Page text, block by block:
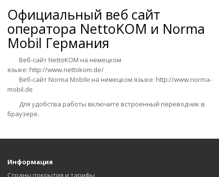
Официальный веб сайт
оператора NettoKOM и Norma
Mobil Германия
Веб-сайт NettoKOM на немецком
языке: http://www.nettokom.de/
Веб-сайт Norma Mobile на немецком языке: http://www.norma-
mobil.de
Для удобства работы включите встроенный переводчик в
браузере.
Информация
Страны покрытия и тарифы